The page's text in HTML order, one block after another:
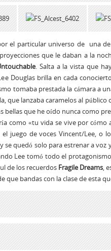
el particular universo de una
que le daban a la
. Salta a la vista que
Douglas brilla en cada
tomaba prestada la cámara a
que lanzaba caramelos al
bellas que he oído nunca como
como «tu vida se vive por
juego de voces Vincent/Lee, o
se quedó solo para estrenar a voz
Lee tomó todo el
de los recuerdos Fragile Dreams,
que bandas con la clase de esta